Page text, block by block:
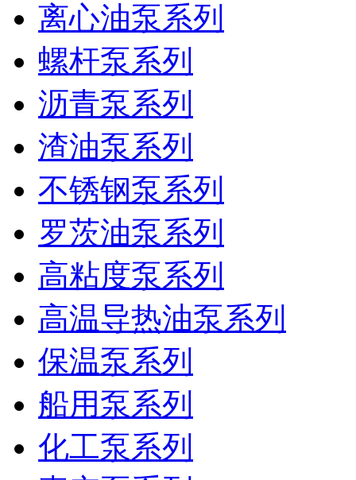
离心油泵系列
螺杆泵系列
沥青泵系列
渣油泵系列
不锈钢泵系列
罗茨油泵系列
高粘度泵系列
高温导热油泵系列
保温泵系列
船用泵系列
化工泵系列